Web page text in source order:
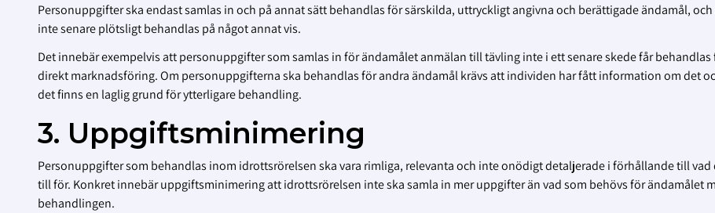
Personuppgifter ska endast samlas in och på annat sätt behandlas för särskilda, uttryckligt angivna och berättigade ändamål,
inte senare plötsligt behandlas på något annat vis.
Det innebär exempelvis att personuppgifter som samlas in för ändamålet anmälan till tävling inte i ett senare skede får behandlas
direkt marknadsföring. Om personuppgifterna ska behandlas för andra ändamål krävs att individen har fått information om det
det finns en laglig grund för ytterligare behandling.
3. Uppgiftsminimering
Personuppgifter som behandlas inom idrottsrörelsen ska vara rimliga, relevanta och inte onödigt detaljerade i förhållande till vad
till för. Konkret innebär uppgiftsminimering att idrottsrörelsen inte ska samla in mer uppgifter än vad som behövs för ändamålet
behandlingen.